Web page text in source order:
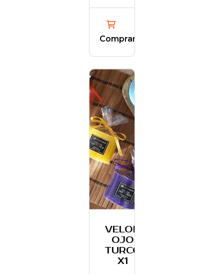
Comprar
VELON
OJO
TURCO
X1